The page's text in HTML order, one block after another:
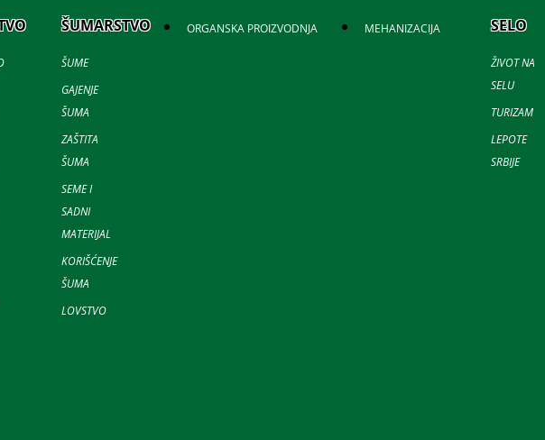
ŠUMARSTVO
ŠUME
GAJENJE
ŠUMA
ZAŠTITA
ŠUMA
SEME I
SADNI
MATERIJAL
KORIŠĆENJE
ŠUMA
LOVSTVO
ORGANSKA PROIZVODNJA MEHANIZACIJA SELO
ŽIVOT NA
SELU
TURIZAM
LEPOTE
SRBIJE